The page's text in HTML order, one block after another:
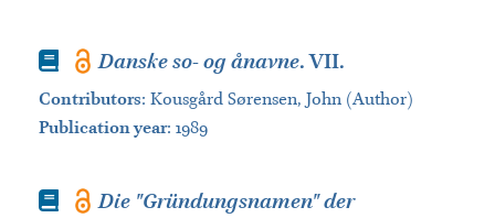
Book Danske so- og ånavne. VII.
Contributors: Kousgård Sørensen, John (Author)
Publication year: 1989
Book Die "Gründungsnamen" der